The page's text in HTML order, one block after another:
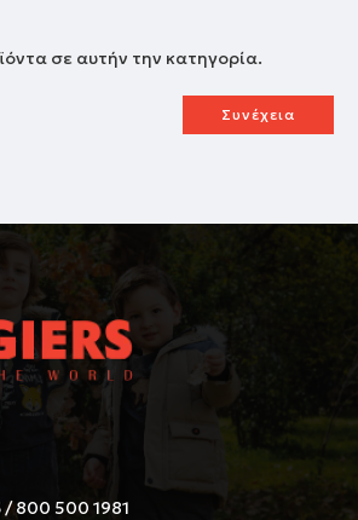
σε αυτήν την κατηγορία.
Συνέχεια
800 500 1981